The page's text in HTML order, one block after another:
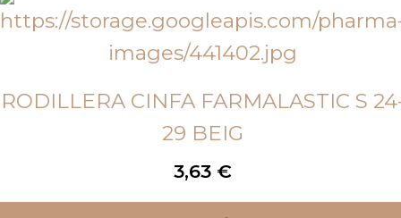
RODILLERA CINFA FARMALASTIC S
29 BEIG
3,63 €